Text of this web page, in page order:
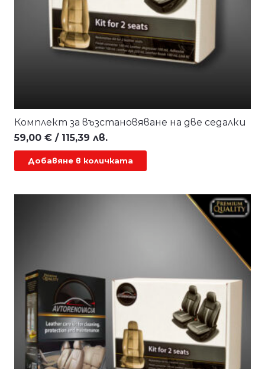
Комплект за възстановяване на две седалки
59,00 € / 115,39 лв.
Добавяне в количката